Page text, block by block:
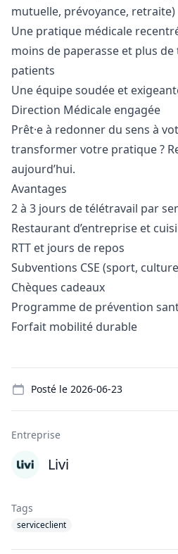
mutuelle, prévoyance, retraite)
Une pratique médicale
moins de paperasse et plus
patients
Une équipe soudée et
Direction Médicale engagée
Prêt·e à redonner du sens à
transformer votre pratique ?
aujourd’hui.
Avantages
2 à 3 jours de télétravail par
Restaurant d’entreprise et
RTT et jours de repos
Subventions CSE (sport,
Chèques cadeaux
Programme de prévention
Forfait mobilité durable
Posté le 2026-06-23
Entreprise
Livi
Tags
serviceclient